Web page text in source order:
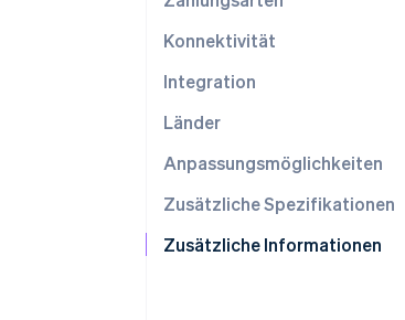
Konnektivität
Integration
Länder
Anpassungsmöglichkeiten
Zusätzliche Spezifikationen
Zusätzliche Informationen